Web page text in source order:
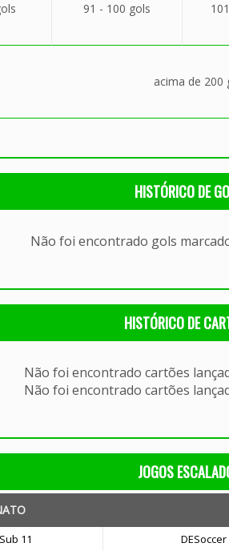
91 - 100 gols
acima de 200
HISTÓRICO DE
Não foi encontrado gols
HISTÓRICO DE
Não foi encontrado cartões
Não foi encontrado cartões
JOGOS
11 DESoccer